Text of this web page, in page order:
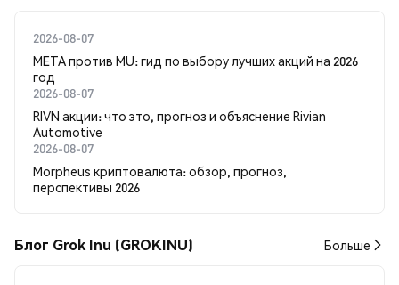
2026-08-07
META против MU: гид по выбору лучших акций на 2026
год
2026-08-07
RIVN акции: что это, прогноз и объяснение Rivian
Automotive
2026-08-07
Morpheus криптовалюта: обзор, прогноз,
перспективы 2026
Блог Grok Inu (GROKINU) Больше